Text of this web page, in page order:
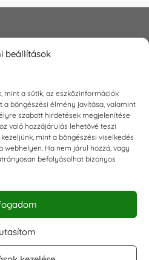
beállítások
mint a sütik, az eszközinformációk
böngészési élmény javítása, valamint
szabott hirdetések megjelenítése
való hozzájárulás lehetővé teszi
mint a böngészési viselkedés
webhelyen. Ha nem járul hozzá, vagy
befolyásolhat bizonyos